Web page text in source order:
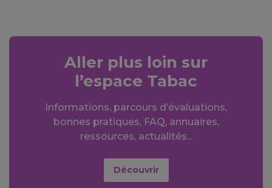
Aller plus loin sur
l’espace Tabac
Informations, parcours d’évaluations,
bonnes pratiques, FAQ, annuaires,
ressources, actualités...
Découvrir